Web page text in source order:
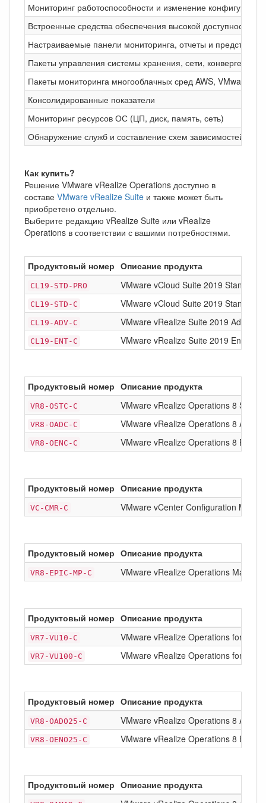
Мониторинг работоспособности и изменение
Встроенные средства обеспечения высокой доступности
Настраиваемые панели мониторинга, отчеты и
Пакеты управления системы хранения, сети,
Пакеты мониторинга многооблачных сред AWS, VMware
Консолидированные показатели
Мониторинг ресурсов ОС (ЦП, диск, память, сеть)
Обнаружение служб и составление схем зависимостей
Как купить?
Решение VMware vRealize Operations доступно в
составе VMware vRealize Suite и также может быть
приобретено отдельно.
Выберите редакцию vRealize Suite или vRealize
Operations в соответствии с вашими потребностями.
Продуктовый номер Описание продукта
CL19-STD-PRO VMware vCloud Suite 2019 Standard
CL19-STD-C VMware vCloud Suite 2019 Standard
CL19-ADV-C VMware vRealize Suite 2019
CL19-ENT-C VMware vRealize Suite 2019
Продуктовый номер Описание продукта
VR8-OSTC-C VMware vRealize Operations 8
VR8-OADC-C VMware vRealize Operations 8
VR8-OENC-C VMware vRealize Operations 8
Продуктовый номер Описание продукта
VC-CMR-C VMware vCenter Configuration
Продуктовый номер Описание продукта
VR8-EPIC-MP-C VMware vRealize Operations
Продуктовый номер Описание продукта
VR7-VU10-C VMware vRealize Operations for
VR7-VU100-C VMware vRealize Operations for
Продуктовый номер Описание продукта
VR8-OADO25-C VMware vRealize Operations 8
VR8-OENO25-C VMware vRealize Operations 8
Продуктовый номер Описание продукта